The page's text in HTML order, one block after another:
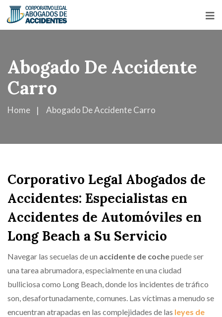
Abogado De Accidente
Carro
Home Abogado De Accidente Carro
Corporativo Legal Abogados de
Accidentes: Especialistas en
Accidentes de Automóviles en
Long Beach a Su Servicio
Navegar las secuelas de un accidente de cochepuede ser
una tarea abrumadora, especialmente en una ciudad
bulliciosa como Long Beach, donde los incidentes de tráfico
son, desafortunadamente, comunes. Las víctimas a menudo se
encuentran atrapadas en las complejidades de las leyes de